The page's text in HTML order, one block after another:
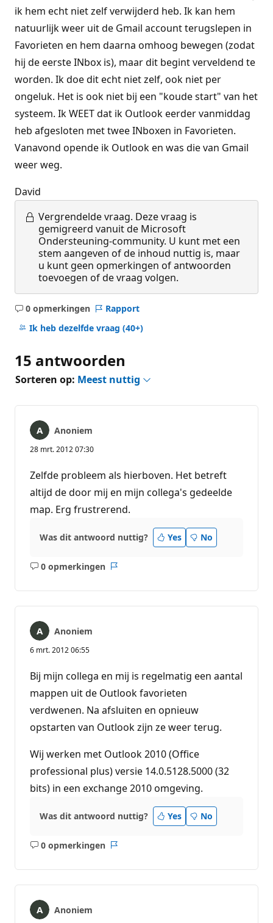
ik hem echt niet zelf verwijderd heb. Ik kan hem
natuurlijk weer uit de Gmail account terugslepen in
Favorieten en hem daarna omhoog bewegen (zodat
hij de eerste INbox is), maar dit begint verveldend te
worden. Ik doe dit echt niet zelf, ook niet per
ongeluk. Het is ook niet bij een "koude start" van het
systeem. Ik WEET dat ik Outlook eerder vanmiddag
heb afgesloten met twee INboxen in Favorieten.
Vanavond opende ik Outlook en was die van Gmail
weer weg.
David
Vergrendelde vraag. Deze vraag is
gemigreerd vanuit de Microsoft
Ondersteuning-community. U kunt met een
stem aangeven of de inhoud nuttig is, maar
u kunt geen opmerkingen of antwoorden
toevoegen of de vraag volgen.
0 opmerkingen
Geen
opmerkingen
Rapport
Ik heb dezelfde vraag (40+)
15 antwoorden
Sorteren op: Meest nuttig
Anoniem
28 mrt. 2012 07:30
Zelfde probleem als hierboven. Het betreft
altijd de door mij en mijn collega's gedeelde
map. Erg frustrerend.
Was dit antwoord nuttig? Yes No
0 opmerkingen
Geen
Anoniem
6 mrt. 2012 06:55
Bij mijn collega en mij is regelmatig een aantal
mappen uit de Outlook favorieten
verdwenen. Na afsluiten en opnieuw
opstarten van Outlook zijn ze weer terug.
Wij werken met Outlook 2010 (Office
professional plus) versie 14.0.5128.5000 (32
bits) in een exchange 2010 omgeving.
Was dit antwoord nuttig? Yes No
0 opmerkingen
Geen
Anoniem